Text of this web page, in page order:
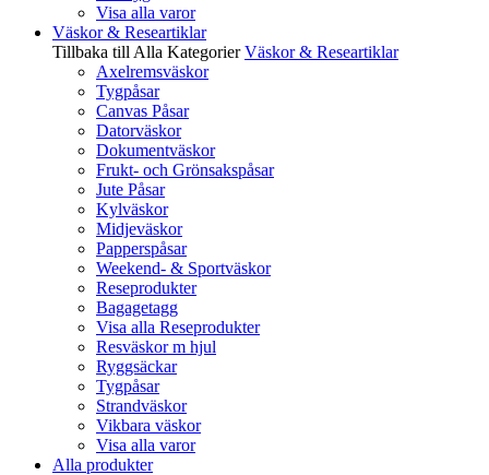
Visa alla varor
Väskor & Researtiklar
Tillbaka till Alla Kategorier Väskor & Researtiklar
Axelremsväskor
Tygpåsar
Canvas Påsar
Datorväskor
Dokumentväskor
Frukt- och Grönsakspåsar
Jute Påsar
Kylväskor
Midjeväskor
Papperspåsar
Weekend- & Sportväskor
Reseprodukter
Bagagetagg
Visa alla Reseprodukter
Resväskor m hjul
Ryggsäckar
Tygpåsar
Strandväskor
Vikbara väskor
Visa alla varor
Alla produkter